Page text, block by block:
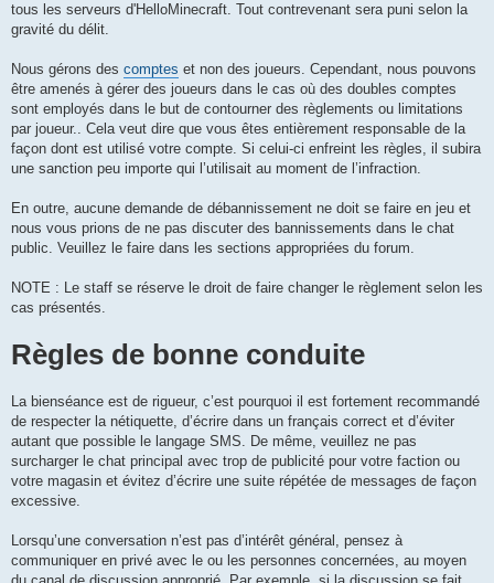
tous les serveurs d'HelloMinecraft. Tout contrevenant sera puni selon la
gravité du délit.
Nous gérons des comptes et non des joueurs. Cependant, nous pouvons
être amenés à gérer des joueurs dans le cas où des doubles comptes
sont employés dans le but de contourner des règlements ou limitations
par joueur.. Cela veut dire que vous êtes entièrement responsable de la
façon dont est utilisé votre compte. Si celui-ci enfreint les règles, il subira
une sanction peu importe qui l’utilisait au moment de l’infraction.
En outre, aucune demande de débannissement ne doit se faire en jeu et
nous vous prions de ne pas discuter des bannissements dans le chat
public. Veuillez le faire dans les sections appropriées du forum.
NOTE : Le staff se réserve le droit de faire changer le règlement selon les
cas présentés.
Règles de bonne conduite
La bienséance est de rigueur, c’est pourquoi il est fortement recommandé
de respecter la nétiquette, d’écrire dans un français correct et d’éviter
autant que possible le langage SMS. De même, veuillez ne pas
surcharger le chat principal avec trop de publicité pour votre faction ou
votre magasin et évitez d’écrire une suite répétée de messages de façon
excessive.
Lorsqu’une conversation n’est pas d’intérêt général, pensez à
communiquer en privé avec le ou les personnes concernées, au moyen